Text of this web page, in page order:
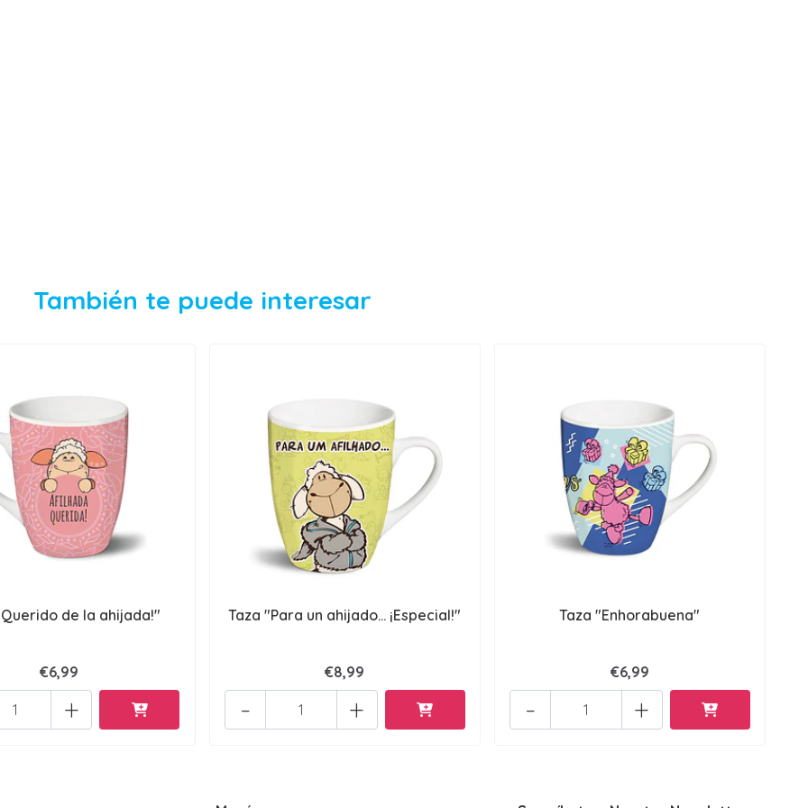
También te puede interesar
de la ahijada!"
€6,99
+
Taza "Para un ahijado… ¡Especial!"
€8,99
+
-
Taza "Enhorabuena"
€6,99
+
-